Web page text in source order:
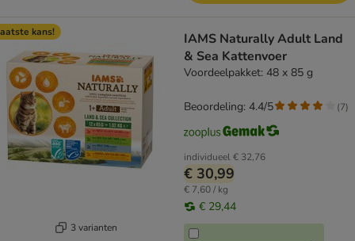
kans!
3 varianten
IAMS Naturally Adult Land
& Sea Kattenvoer
Voordeelpakket: 48 x 85 g
individueel€ 32,76
€ 30,99
€ 7,60 / kg
€ 29,44
Beoordeling: 4.4/5 (7)